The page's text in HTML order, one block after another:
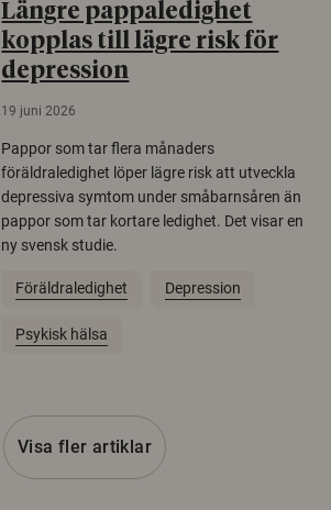
Längre pappaledighet
kopplas till lägre risk för
depression
19 juni 2026
Pappor som tar flera månaders
föräldraledighet löper lägre risk att utveckla
depressiva symtom under småbarnsåren än
pappor som tar kortare ledighet. Det visar en
ny svensk studie.
Föräldraledighet Depression
Psykisk hälsa
Visa fler artiklar